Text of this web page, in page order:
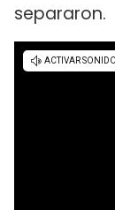
separaron.